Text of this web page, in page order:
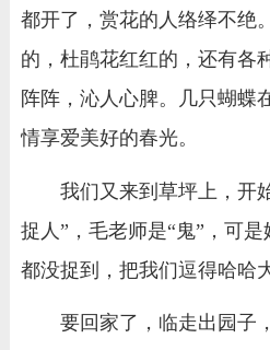
都开了，赏花的人络绎不绝
的，杜鹃花红红的，还有各
阵阵，沁人心脾。几只蝴蝶
情享爱美好的春光。
我们又来到草坪上，开
捉人”，毛老师是“鬼”，可
都没捉到，把我们逗得哈哈
要回家了，临走出园子